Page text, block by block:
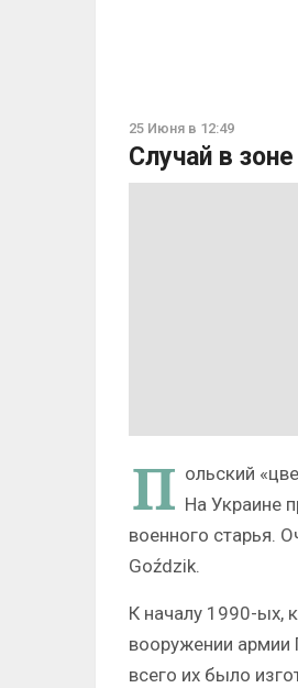
25 Июня в 12:49
Случай в
П ольский
На Украине
военного старья.
Goździk.
К началу 1990-ых,
вооружении армии
всего их было